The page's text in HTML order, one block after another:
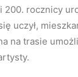
200. rocznicy
uczył,
na trasie